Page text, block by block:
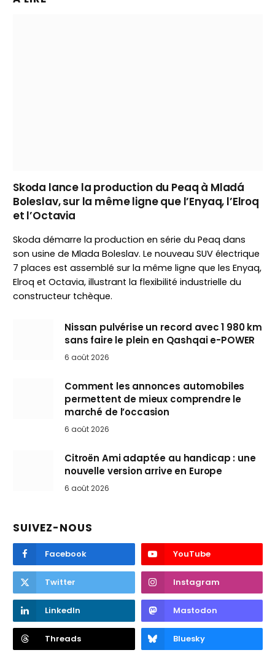
Skoda lance la production du Peaq à Mladá
Boleslav, sur la même ligne que l’Enyaq, l’Elroq
et l’Octavia
Skoda démarre la production en série du Peaq dans
son usine de Mlada Boleslav. Le nouveau SUV électrique
7 places est assemblé sur la même ligne que les Enyaq,
Elroq et Octavia, illustrant la flexibilité industrielle du
constructeur tchèque.
Nissan pulvérise un record avec 1 980 km
sans faire le plein en Qashqai e-POWER
6 août 2026
Comment les annonces automobiles
permettent de mieux comprendre le
marché de l’occasion
6 août 2026
Citroën Ami adaptée au handicap : une
nouvelle version arrive en Europe
6 août 2026
SUIVEZ-NOUS
Facebook YouTube
Twitter Instagram
LinkedIn Mastodon
Threads Bluesky